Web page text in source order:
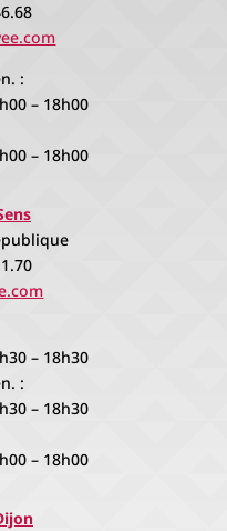
:
– 18h00
– 18h00
– 18h30
:
– 18h30
– 18h00